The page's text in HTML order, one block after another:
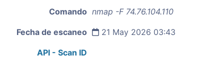
Comando nmap -F 74.76.104.110
Fecha de escaneo 21 May 2026 03:43
API - Scan ID